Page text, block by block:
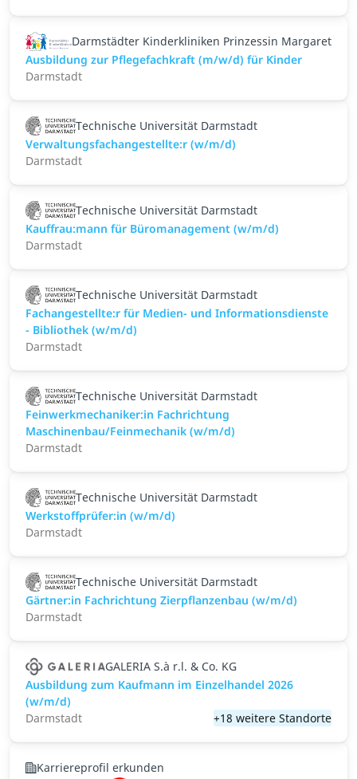
Darmstädter Kinderkliniken Prinzessin Margaret
Ausbildung zur Pflegefachkraft (m/w/d) für Kinder
Darmstadt
Technische Universität Darmstadt
Verwaltungsfachangestellte:r (w/m/d)
Darmstadt
Technische Universität Darmstadt
Kauffrau:mann für Büromanagement (w/m/d)
Darmstadt
Technische Universität Darmstadt
Fachangestellte:r für Medien- und Informationsdienste
- Bibliothek (w/m/d)
Darmstadt
Technische Universität Darmstadt
Feinwerkmechaniker:in Fachrichtung
Maschinenbau/Feinmechanik (w/m/d)
Darmstadt
Technische Universität Darmstadt
Werkstoffprüfer:in (w/m/d)
Darmstadt
Technische Universität Darmstadt
Gärtner:in Fachrichtung Zierpflanzenbau (w/m/d)
Darmstadt
GALERIA S.à r.l. & Co. KG
Ausbildung zum Kaufmann im Einzelhandel 2026
(w/m/d)
Darmstadt
+18 weitere Standorte
Karriereprofil erkunden